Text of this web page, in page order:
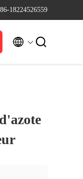
18224526559
 